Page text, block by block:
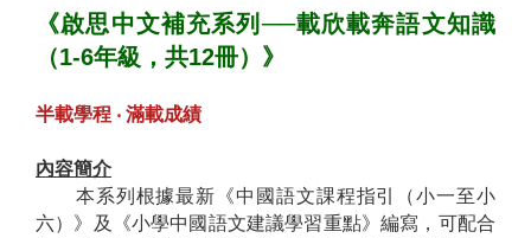
《啟思中文補充系列──載欣載奔語文知識
（1-6年級，共12冊）》
半載學程 ‧ 滿載成績
內容簡介
本系列根據最新《中國語文課程指引（小一至小
六）》及《小學中國語文建議學習重點》編寫，可配合